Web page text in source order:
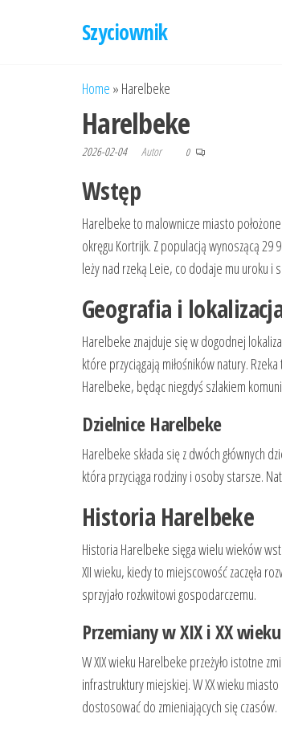
Szyciownik
Home » Harelbeke
Harelbeke
2026-02-04 Autor 0
Wstęp
Harelbeke to malownicze miasto
okręgu Kortrijk. Z populacją wynoszącą
leży nad rzeką Leie, co dodaje mu uroku i
Geografia i
Harelbeke znajduje się w dogodnej
które przyciągają miłośników natury.
Harelbeke, będąc niegdyś szlakiem
Dzielnice Harelbeke
Harelbeke składa się z dwóch głównych
która przyciąga rodziny i osoby starsze.
Historia Harelbeke
Historia Harelbeke sięga wielu wieków
XII wieku, kiedy to miejscowość zaczęła
sprzyjało rozkwitowi gospodarczemu.
Przemiany w XIX i XX wieku
W XIX wieku Harelbeke przeżyło istotne
infrastruktury miejskiej. W XX wieku
dostosować do zmieniających się czasów.